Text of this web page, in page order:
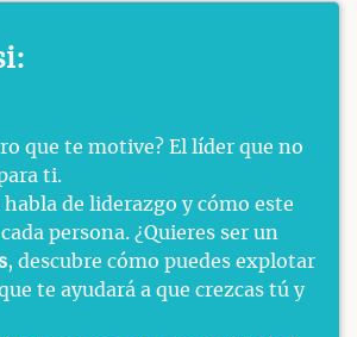
que te motive? El líder que no
ti.
de liderazgo y cómo este
persona. ¿Quieres ser un
, descubre cómo puedes explotar
te ayudará a que crezcas tú y